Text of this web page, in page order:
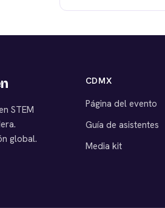
STEM
global.
CDMX
Página del evento
Guía de asistentes
Media kit